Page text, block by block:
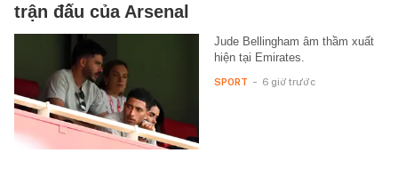
trận đấu của Arsenal
Jude Bellingham âm thầm xuất
hiện tại Emirates.
SPORT - 6 giờ trước